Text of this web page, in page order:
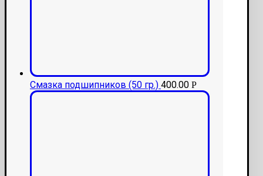
Смазка подшипников (50 гр.) 400.00 Р